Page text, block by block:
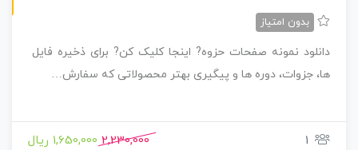
بدون امتیاز
دانلود نمونه صفحات حزوه? اینجا کلیک کن? برای ذخیره فایل
ها، جزوات، دوره ها و پیگیری بهتر محصولاتی که سفارش…
1
2,230,000 1,650,000 ریال